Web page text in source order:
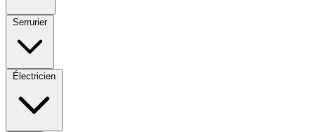
Serrurier
Électricien